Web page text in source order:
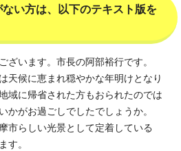
い方は、以下のテキスト版を
ざいます。市長の阿部裕行です。
天候に恵まれ穏やかな年明けとなり
域に帰省された方もおられたのでは
かがお過ごしでしたでしょうか。
市らしい光景として定着している
す。